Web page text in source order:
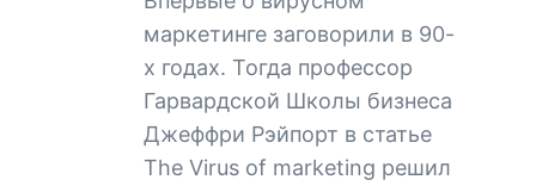
маркетинге заговорили в 90-
х годах. Тогда профессор
Гарвардской Школы бизнеса
Джеффри Рэйпорт в статье
The Virus of marketing решил